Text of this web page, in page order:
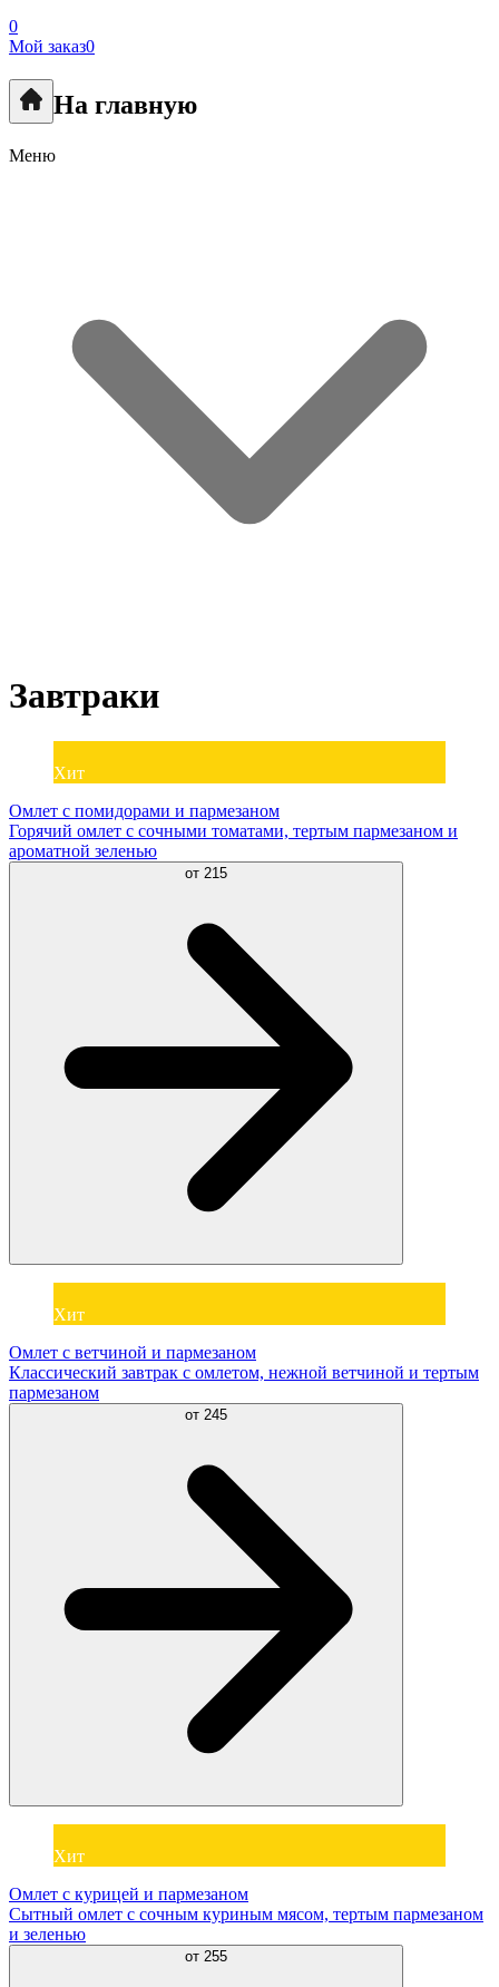
0
Мой заказ0
На главную
Меню
Завтраки
Хит
Омлет с помидорами и пармезаном
Горячий омлет с сочными томатами, тертым пармезаном и
ароматной зеленью
от 215
Хит
Омлет с ветчиной и пармезаном
Классический завтрак с омлетом, нежной ветчиной и тертым
пармезаном
от 245
Хит
Омлет с курицей и пармезаном
Сытный омлет с сочным куриным мясом, тертым пармезаном
и зеленью
от 255